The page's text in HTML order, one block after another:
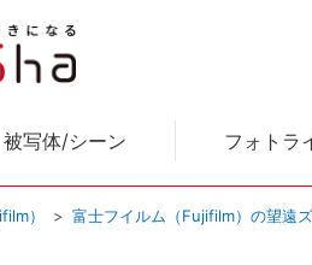
被写体/シーン フォトラ
） 富士フイルム（Fujifilm）の望遠